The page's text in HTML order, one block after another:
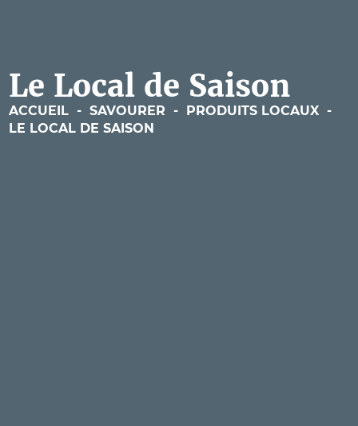
Le Local de Saison
ACCUEIL - SAVOURER - PRODUITS LOCAUX -
LE LOCAL DE SAISON